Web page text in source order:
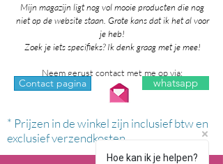
Mijn magazijn ligt nog vol mooie producten die nog
niet op de website staan. Grote kans dat ik het al voor
je heb!
Zoek je iets specifieks? Ik denk graag met je mee!
Neem gerust contact met me op via:
Contact pagina whatsapp
* Prijzen in de winkel zijn inclusief btw en
exclusief verzendkosten.
Hoe kan ik je helpen?